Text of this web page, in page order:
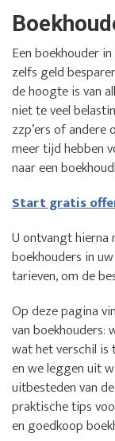
Een boekhouder
zelfs geld
de hoogte is van
niet te veel
zzp’ers of
meer tijd hebben
naar een
Start gratis
U ontvangt hierna
boekhouders in
tarieven, om de
Op deze pagina
van boekhouders:
wat het verschil is
en we leggen uit
uitbesteden van
praktische tips
en goedkoop